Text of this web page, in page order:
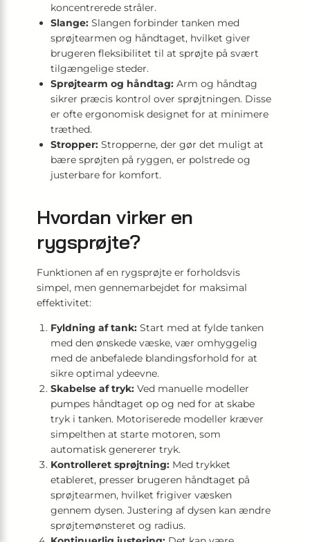
koncentrerede stråler.
Slange: Slangen forbinder tanken med
sprøjtearmen og håndtaget, hvilket giver
brugeren fleksibilitet til at sprøjte på svært
tilgængelige steder.
Sprøjtearm og håndtag: Arm og håndtag
sikrer præcis kontrol over sprøjtningen. Disse
er ofte ergonomisk designet for at minimere
træthed.
Stropper: Stropperne, der gør det muligt at
bære sprøjten på ryggen, er polstrede og
justerbare for komfort.
Hvordan virker en
rygsprøjte?
Funktionen af en rygsprøjte er forholdsvis
simpel, men gennemarbejdet for maksimal
effektivitet:
Fyldning af tank: Start med at fylde tanken
med den ønskede væske, vær omhyggelig
med de anbefalede blandingsforhold for at
sikre optimal ydeevne.
Skabelse af tryk: Ved manuelle modeller
pumpes håndtaget op og ned for at skabe
tryk i tanken. Motoriserede modeller kræver
simpelthen at starte motoren, som
automatisk genererer tryk.
Kontrolleret sprøjtning: Med trykket
etableret, presser brugeren håndtaget på
sprøjtearmen, hvilket frigiver væsken
gennem dysen. Justering af dysen kan ændre
sprøjtemønsteret og radius.